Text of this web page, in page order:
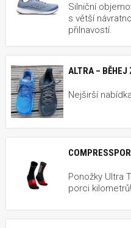
Silniční
s větší
přilnavostí.
ALTRA – BĚHEJ
Nejširší
Ponožky Ultra
porci kilometrů!